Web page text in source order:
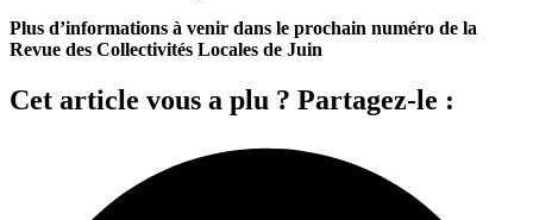
Plus d’informations à venir dans le prochain numéro de la
Revue des Collectivités Locales de Juin
Cet article vous a plu ? Partagez-le :